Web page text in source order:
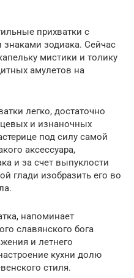
прихватки с
зодиака. Сейчас
мистики и толику
амулетов на
легко, достаточно
и изнаночных
под силу самой
аксессуара,
и за счет выпуклости
глади изобразить его во
напоминает
славянского бога
и летнего
кухни долю
стиля.